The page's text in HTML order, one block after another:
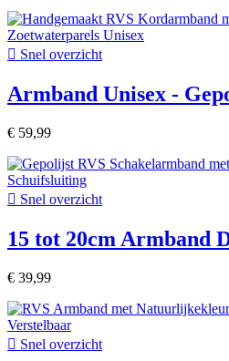
 Snel overzicht
Armband Unisex -
€ 59,99
 Snel overzicht
15 tot 20cm Armband
€ 39,99
 Snel overzicht